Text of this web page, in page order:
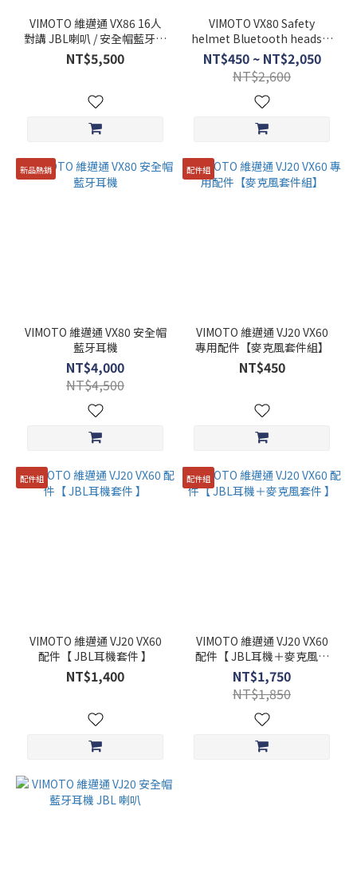
VIMOTO 維邁通 VX86 16人
對講 JBL喇叭 / 安全帽藍牙耳
機 業界首創雲端通訊對講 /
NT$5,500
VIMOTO VX80 Safety
helmet Bluetooth headset
special accessory set
NT$450 ~ NT$2,050
NT$2,600
新品熱銷
VIMOTO 維邁通 VX80 安全帽
藍牙耳機
NT$4,000
NT$4,500
配件組
VIMOTO 維邁通 VJ20 VX60
專用配件【麥克風套件組】
NT$450
配件組
VIMOTO 維邁通 VJ20 VX60
配件【 JBL耳機套件 】
NT$1,400
配件組
VIMOTO 維邁通 VJ20 VX60
配件【 JBL耳機＋麥克風套
件 】
NT$1,750
NT$1,850